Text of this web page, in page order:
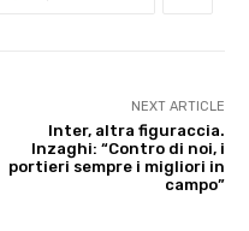
NEXT ARTICLE
Inter, altra figuraccia.
Inzaghi: “Contro di noi, i
portieri sempre i migliori in
campo”